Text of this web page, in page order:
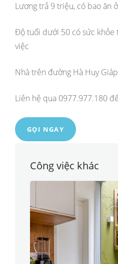
Lương trả 9 triệu, có bao ăn
Độ tuổi dưới 50 có sức khỏe
việc
Nhà trên đường Hà Huy
Liên hệ qua 0977.977.180
GỌI NGAY
Công việc khác